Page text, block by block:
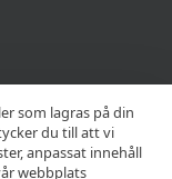
som lagras på din
du till att vi
anpassat innehåll
webbplats